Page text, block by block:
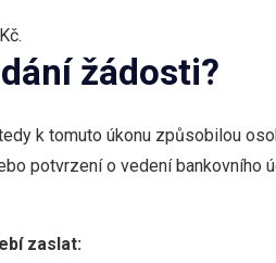
žádosti?
k tomuto úkonu způsobilou
potvrzení o vedení bankovního
zaslat: